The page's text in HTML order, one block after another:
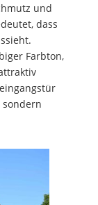
und
dass
Farbton,